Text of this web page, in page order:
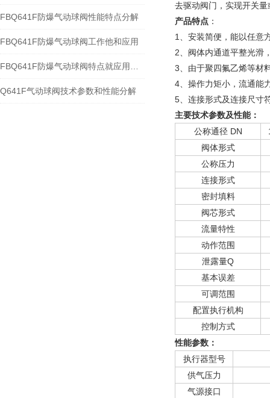
FBQ641F防爆气动球阀性能特点分解
FBQ641F防爆气动球阀工作他和应用
Q641F气动球阀技术参数和性能分解
去驱动阀门，实现开关
产品特点 ：
1、安装简便，能以任意
2、阀体内通道平整光滑
3、由于聚四氟乙烯等材
4、操作力矩小，流通能
5、连接形式及连接尺寸
主要技术参数及性能：
公称通径 DN
阀体形式
公称压力
连接形式
密封填料
阀芯形式
流量特性
动作范围
泄露量Q
基本误差
可调范围
配置执行机构
控制方式
性能参数：
执行器型号
供气压力
气源接口